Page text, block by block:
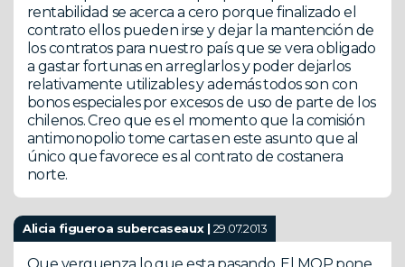
rentabilidad se acerca a cero porque finalizado el
contrato ellos pueden irse y dejar la mantención de
los contratos para nuestro país que se vera obligado
a gastar fortunas en arreglarlos y poder dejarlos
relativamente utilizables y además todos son con
bonos especiales por excesos de uso de parte de los
chilenos. Creo que es el momento que la comisión
antimonopolio tome cartas en este asunto que al
único que favorece es al contrato de costanera
norte.
Alicia figueroa subercaseaux | 29.07.2013
Que verguenza lo que esta pasando. El MOP pone